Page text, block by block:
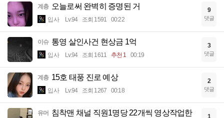
계층 오늘로써 완벽히 증명된 거
입사 Lv.94 조회 1591 00:22
9
댓글
이슈 통영 살인사건 현상금 1억
입사 Lv.94 조회 1611 추천 1 00:19
3
댓글
계층 15호 태풍 진로 예상
입사 Lv.94 조회 1267 00:18
2
댓글
유머 침착맨 채널 직원1명당 22개씩 영상작업한
1